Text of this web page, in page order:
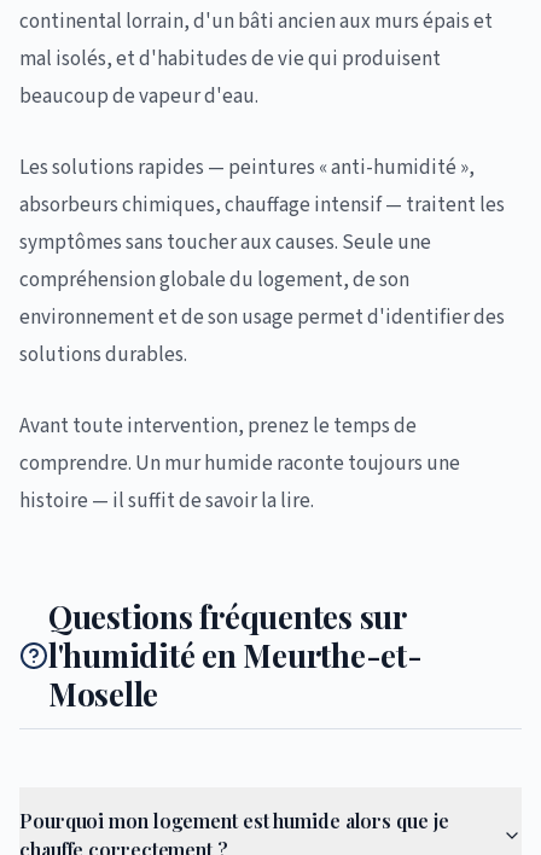
continental lorrain, d'un bâti ancien aux murs épais et
mal isolés, et d'habitudes de vie qui produisent
beaucoup de vapeur d'eau.
Les solutions rapides — peintures « anti-humidité »,
absorbeurs chimiques, chauffage intensif — traitent les
symptômes sans toucher aux causes. Seule une
compréhension globale du logement, de son
environnement et de son usage permet d'identifier des
solutions durables.
Avant toute intervention, prenez le temps de
comprendre. Un mur humide raconte toujours une
histoire — il suffit de savoir la lire.
Questions fréquentes sur
l'humidité en Meurthe-et-
Moselle
Pourquoi mon logement est humide alors que je
chauffe correctement ?